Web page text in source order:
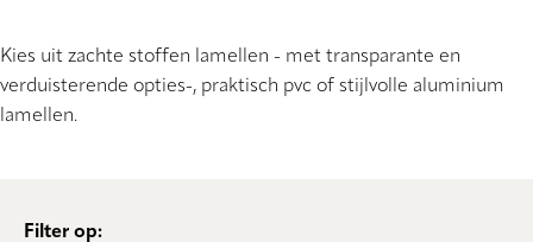
Kies uit zachte stoffen lamellen - met transparante en
verduisterende opties-, praktisch pvc of stijlvolle aluminium
lamellen.
Filter op: